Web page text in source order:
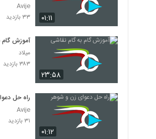
۰۱:۱۱
Avije
۳۳ بازدید
۲۳:۵۸
آموزش گام
میلاد
۳۸۳ بازدید
۰۱:۱۲
راه حل
Avije
۳۱ بازدید